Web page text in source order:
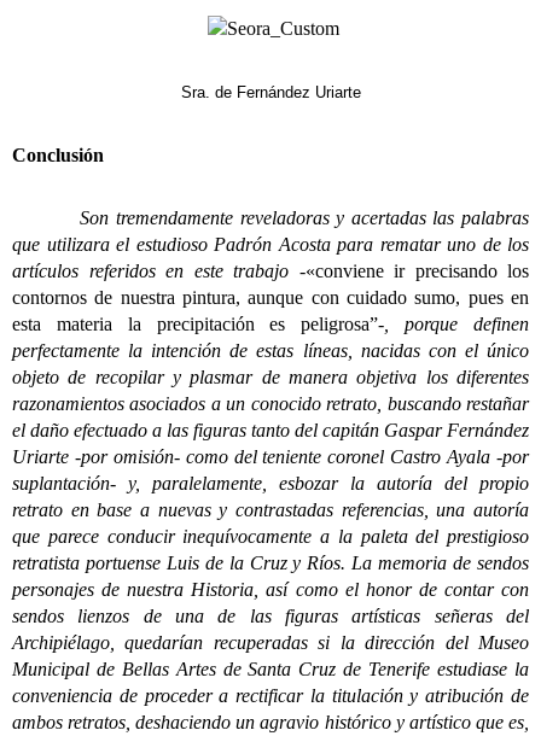
Sra. de Fernández Uriarte
Conclusión
Son tremendamente reveladoras y acertadas las palabras
que utilizara el estudioso Padrón Acosta para rematar uno de los
artículos referidos en este trabajo -«conviene ir precisando los
contornos de nuestra pintura, aunque con cuidado sumo, pues en
esta materia la precipitación es peligrosa”-, porque definen
perfectamente la intención de estas líneas, nacidas con el único
objeto de recopilar y plasmar de manera objetiva los diferentes
razonamientos asociados a un conocido retrato, buscando restañar
el daño efectuado a las figuras tanto del capitán Gaspar Fernández
Uriarte -por omisión- como del teniente coronel Castro Ayala -por
suplantación- y, paralelamente, esbozar la autoría del propio
retrato en base a nuevas y contrastadas referencias, una autoría
que parece conducir inequívocamente a la paleta del prestigioso
retratista portuense Luis de la Cruz y Ríos. La memoria de sendos
personajes de nuestra Historia, así como el honor de contar con
sendos lienzos de una de las figuras artísticas señeras del
Archipiélago, quedarían recuperadas si la dirección del Museo
Municipal de Bellas Artes de Santa Cruz de Tenerife estudiase la
conveniencia de proceder a rectificar la titulación y atribución de
ambos retratos, deshaciendo un agravio histórico y artístico que es,